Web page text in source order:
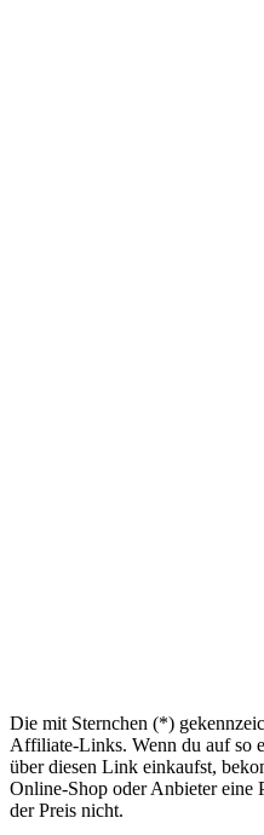
Die mit Sternchen (*)
Affiliate-Links. Wenn du auf so
über diesen Link einkaufst,
Online-Shop oder Anbieter eine
der Preis nicht.